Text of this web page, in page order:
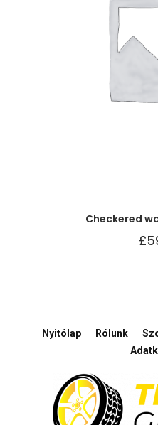
Checkered
£
Nyitólap Rólunk